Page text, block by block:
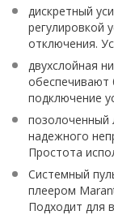
дискретный
регулировкой
отключения.
двухслойная
обеспечивают
подключение
позолоченный
надежного
Простота
Системный
плеером
Подходит для